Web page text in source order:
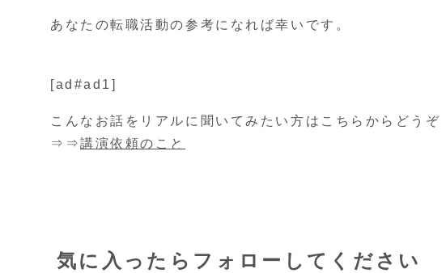
あなたの転職活動の参考になれば幸いです。
[ad#ad1]
こんなお話をリアルに聞いてみたい方はこちらからどうぞ
⇒⇒講演依頼のこと
気に入ったらフォローしてください